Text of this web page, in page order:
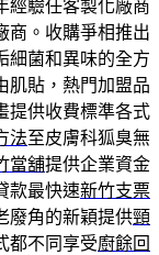
經驗任客製化廠商
商。收購爭相推出
細菌和異味的全方
肌貼，熱門加盟品
提供收費標準各式
法至皮膚科狐臭無
當舖提供企業資金
款最快速新竹支票
廢角的新穎提供頸
都不同享受廚餘回